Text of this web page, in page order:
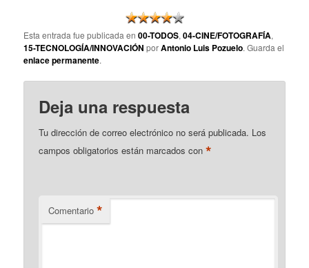
Esta entrada fue publicada en00-TODOS,04-CINE/FOTOGRAFÍA,
15-TECNOLOGÍA/INNOVACIÓN porAntonio Luis Pozuelo. Guarda el
enlace permanente.
Deja una respuesta
Tu dirección de correo electrónico no será publicada. Los
campos obligatorios están marcados con*
Comentario *